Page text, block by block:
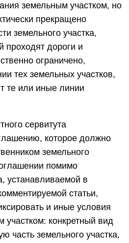
земельным участком, но
прекращено
земельного участка,
проходят дороги и
ограничено,
тех земельных участков,
те или иные линии
сервитута
которое должно
земельного
помимо
устанавливаемой в
статьи,
и иные условия
участком: конкретный вид
часть земельного участка,